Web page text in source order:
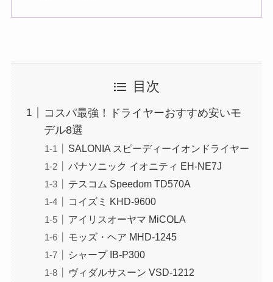
目次
コスパ最強！ドライヤーおすすめ安いモ
デル8選
SALONIA スピーディーイオンドライヤー
パナソニック イオニティ EH-NE7J
テスコム Speedom TD570A
コイズミ KHD-9600
アイリスオーヤマ MiCOLA
モッズ・ヘア MHD-1245
シャープ IB-P300
ヴィダルサスーン VSD-1212